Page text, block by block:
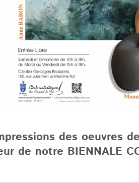
des oeuvres
de notre BIENNALE